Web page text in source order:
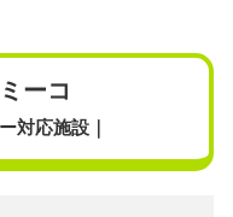
ーコ
対応施設｜